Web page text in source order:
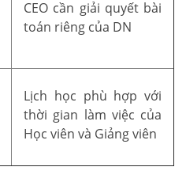
CEO cần giải quyết bài
toán riêng của DN
Lịch học phù hợp với
thời gian làm việc của
Học viên và Giảng viên